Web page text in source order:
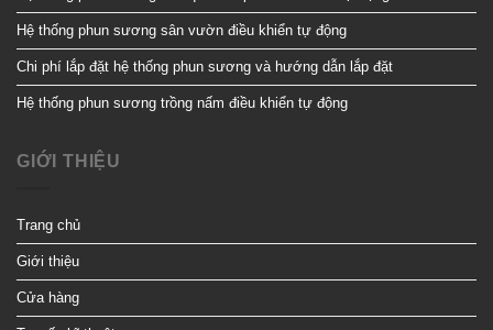
Hệ thống phun sương sân vườn điều khiển tự động
Chi phí lắp đặt hệ thống phun sương và hướng dẫn lắp đặt
Hệ thống phun sương trồng nấm điều khiển tự động
GIỚI THIỆU
Trang chủ
Giới thiệu
Cửa hàng